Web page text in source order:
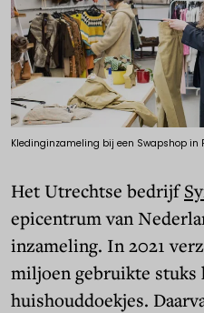
Kledinginzameling bij een Swapshop in
Het Utrechtse bedrijf
epicentrum van
inzameling. In 2021
miljoen gebruikte
huishouddoekjes.